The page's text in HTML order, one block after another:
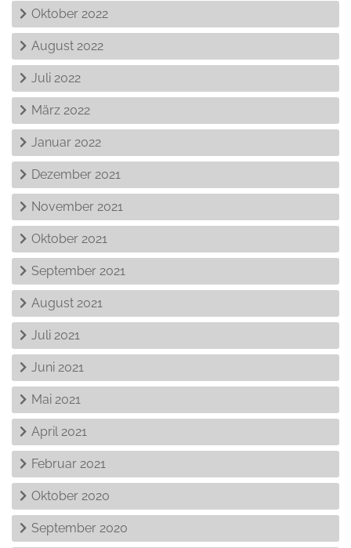
Oktober 2022
August 2022
Juli 2022
März 2022
Januar 2022
Dezember 2021
November 2021
Oktober 2021
September 2021
August 2021
Juli 2021
Juni 2021
Mai 2021
April 2021
Februar 2021
Oktober 2020
September 2020